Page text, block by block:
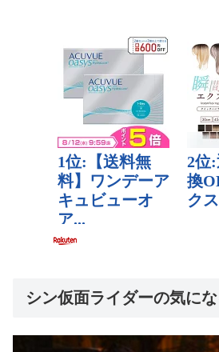
シン仮面ライダーの気に